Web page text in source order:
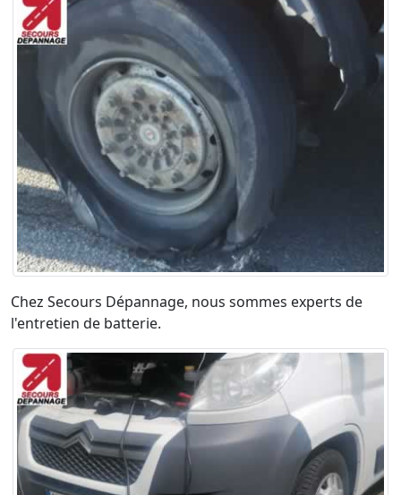
Chez Secours Dépannage, nous sommes experts de
l'entretien de batterie.